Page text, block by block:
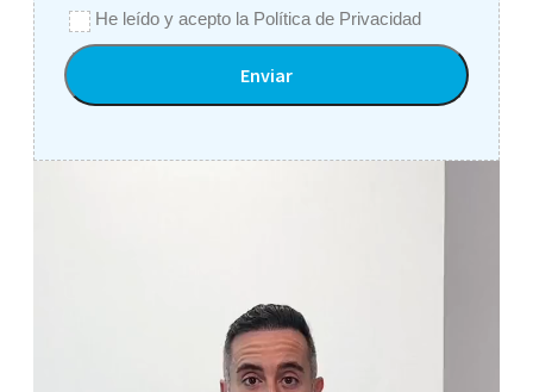
He leído y acepto la Política de Privacidad